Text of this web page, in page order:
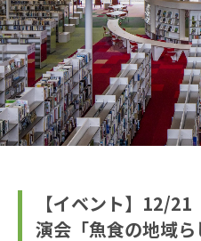
【イベント】12/
演会「魚食の地域